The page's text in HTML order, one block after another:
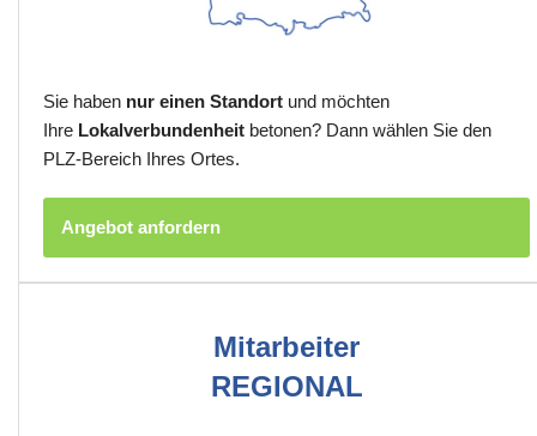
Sie haben nur einen Standort und möchten
Ihre Lokalverbundenheit betonen? Dann wählen Sie den
PLZ-Bereich Ihres Ortes.
Angebot anfordern
Mitarbeiter
REGIONAL